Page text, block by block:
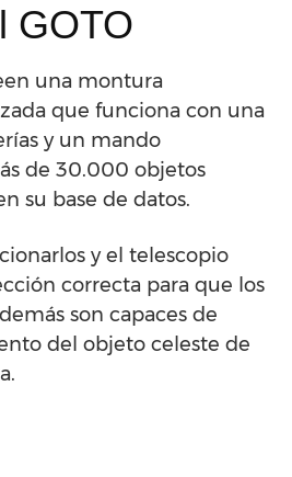
GOTO
una montura
que funciona con una
y un mando
de 30.000 objetos
su base de datos.
y el telescopio
correcta para que los
son capaces de
del objeto celeste de